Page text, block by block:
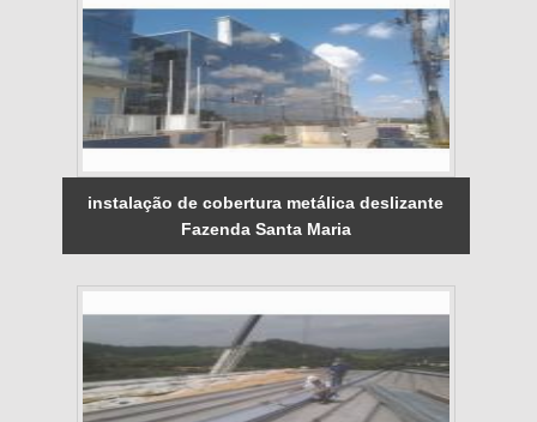
instalação de cobertura metálica deslizante
Fazenda Santa Maria